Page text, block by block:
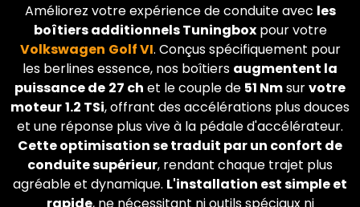
Améliorez votre expérience de conduite avec les
boîtiers additionnels Tuningboxpour votre
Volkswagen Golf VI. Conçus spécifiquement pour
les berlines essence, nos boîtiers augmentent la
puissance de 27 ch et le couple de 51 Nmsurvotre
moteur1.2 TSi, offrant des accélérations plus douces
et une réponse plus vive à la pédale d'accélérateur.
Cette optimisation se traduit par un confort de
conduite supérieur, rendant chaque trajet plus
agréable et dynamique. L'installation est simple et
rapide, ne nécessitant ni outils spéciaux ni